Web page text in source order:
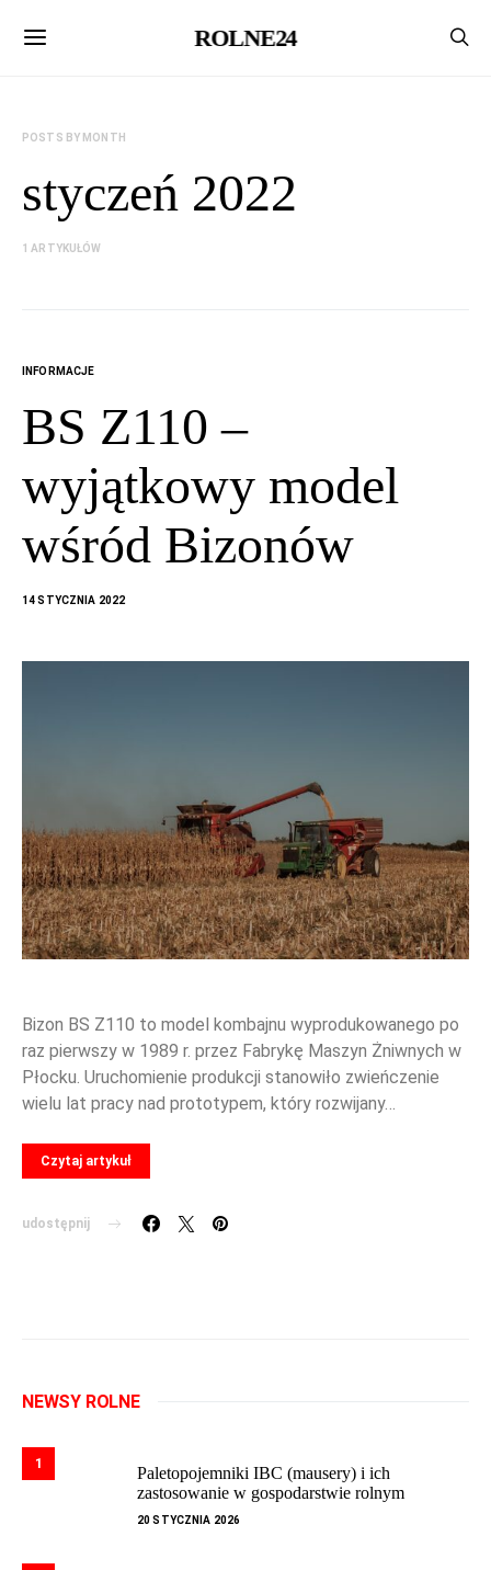
ROLNE24
POSTS BY MONTH
styczeń 2022
1 ARTYKUŁÓW
INFORMACJE
BS Z110 –
wyjątkowy model
wśród Bizonów
14 STYCZNIA 2022
Bizon BS Z110 to model kombajnu wyprodukowanego po
raz pierwszy w 1989 r. przez Fabrykę Maszyn Żniwnych w
Płocku. Uruchomienie produkcji stanowiło zwieńczenie
wielu lat pracy nad prototypem, który rozwijany…
Czytaj artykuł
udostępnij
NEWSY ROLNE
1
Paletopojemniki IBC (mausery) i ich
zastosowanie w gospodarstwie rolnym
20 STYCZNIA 2026